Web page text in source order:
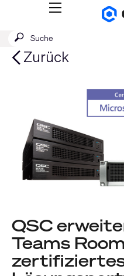
Q-
MENÜ
QSYS.com (English)
India (English)
Deutsch
한국어
China (中文)
Suche
SUCHE
Zurück
QSC
Teams